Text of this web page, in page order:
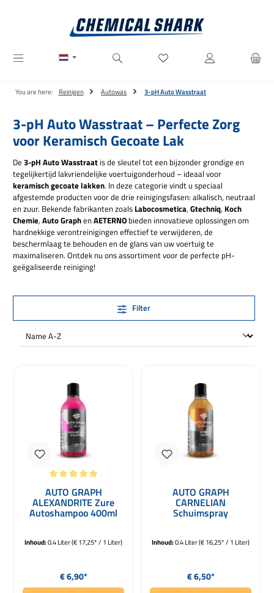
Je hebt 0 items op je
You are here: Reinigen Autowas 3-pH Auto Wasstraat
3-pH Auto Wasstraat – Perfecte Zorg
voor Keramisch Gecoate Lak
De 3-pH Auto Wasstraat is de sleutel tot een bijzonder grondige en
tegelijkertijd lakvriendelijke voertuigonderhoud – ideaal voor
keramisch gecoate lakken. In deze categorie vindt u speciaal
afgestemde producten voor de drie reinigingsfasen: alkalisch, neutraal
en zuur. Bekende fabrikanten zoals Labocosmetica, Gtechniq, Koch
Chemie, Auto GraphenAETERNO bieden innovatieve oplossingen om
hardnekkige verontreinigingen effectief te verwijderen, de
beschermlaag te behouden en de glans van uw voertuig te
maximaliseren. Ontdek nu ons assortiment voor de perfecte pH-
geëgaliseerde reiniging!
Filter
Gemiddelde waardering van 5 van 5 sterren
AUTO GRAPH
ALEXANDRITE Zure
Autoshampoo 400ml
Inhoud:0.4 Liter(€ 17,25* / 1 Liter)
Normale prijs:
€ 6,90*
AUTO GRAPH
CARNELIAN
Schuimspray
Voorreiniging 400ml
Inhoud:0.4 Liter(€ 16,25* / 1 Liter)
Normale prijs:
€ 6,50*